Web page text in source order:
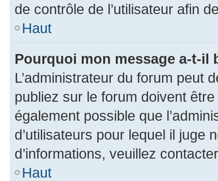
de contrôle de l’utilisateur afin
Haut
Pourquoi mon message a-t-il
L’administrateur du forum peut
publiez sur le forum doivent
également possible que
d’utilisateurs pour lequel il juge
d’informations, veuillez
Haut